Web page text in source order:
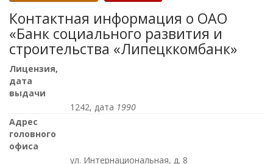
Контактная информация о ОАО
«Банк социального развития и
строительства «Липецккомбанк»
Лицензия,
дата
выдачи
1242, дата 1990
Адрес
головного
офиса
ул. Интернациональная, д. 8